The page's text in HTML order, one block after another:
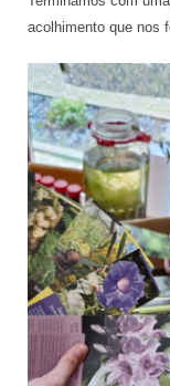
acolhimento que nos